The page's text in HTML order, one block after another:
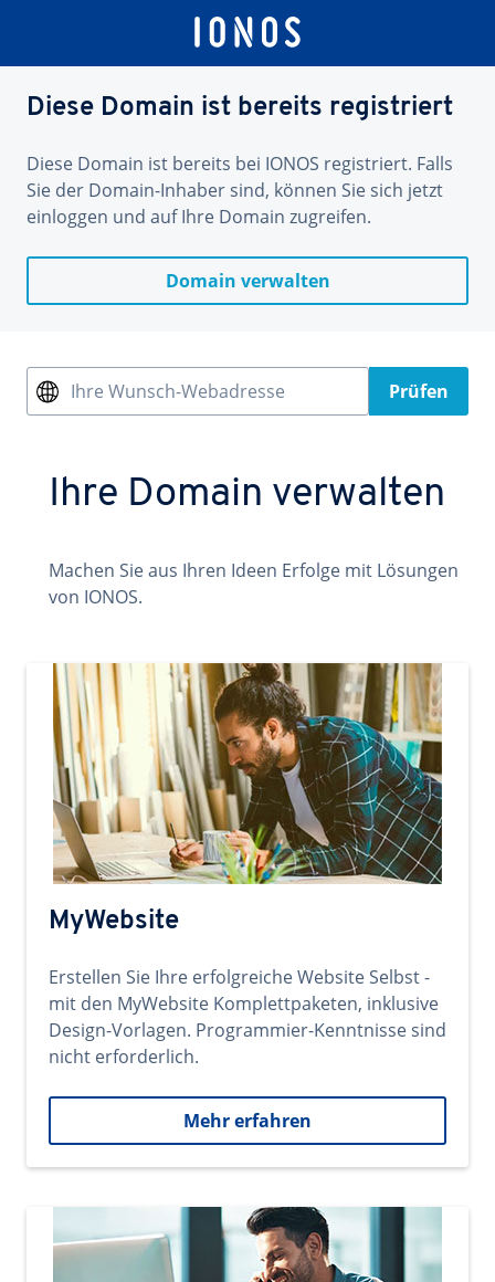
Diese Domain ist bereits registriert
Diese Domain ist bereits bei IONOS registriert. Falls
Sie der Domain-Inhaber sind, können Sie sich jetzt
einloggen und auf Ihre Domain zugreifen.
Domain verwalten
Ihre Wunsch-Webadresse Prüfen
Ihre Domain verwalten
Machen Sie aus Ihren Ideen Erfolge mit Lösungen
von IONOS.
MyWebsite
Erstellen Sie Ihre erfolgreiche Website Selbst -
mit den MyWebsite Komplettpaketen, inklusive
Design-Vorlagen. Programmier-Kenntnisse sind
nicht erforderlich.
Mehr erfahren